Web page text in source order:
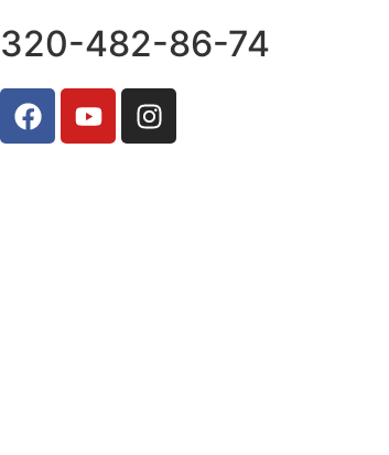
320-482-86-74